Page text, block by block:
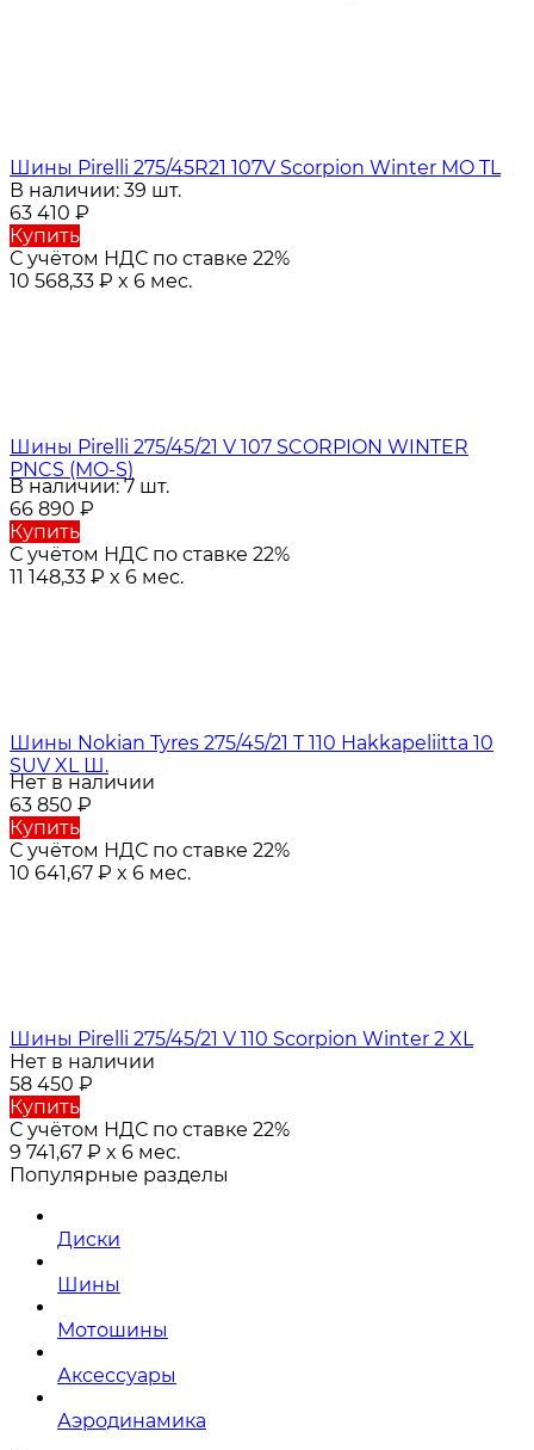
Шины Pirelli 275/45R21 107V Scorpion Winter MO TL
В наличии: 39 шт.
63 410 ₽
Купить
С учётом НДС по ставке 22%
10 568,33 ₽ x 6 мес.
Шины Pirelli 275/45/21 V 107 SCORPION WINTER
PNCS (MO-S)
В наличии: 7 шт.
66 890 ₽
Купить
С учётом НДС по ставке 22%
11 148,33 ₽ x 6 мес.
Шины Nokian Tyres 275/45/21 T 110 Hakkapeliitta 10
SUV XL Ш.
Нет в наличии
63 850 ₽
Купить
С учётом НДС по ставке 22%
10 641,67 ₽ x 6 мес.
Шины Pirelli 275/45/21 V 110 Scorpion Winter 2 XL
Нет в наличии
58 450 ₽
Купить
С учётом НДС по ставке 22%
9 741,67 ₽ x 6 мес.
Популярные разделы
Диски
Шины
Мотошины
Аксессуары
Аэродинамика